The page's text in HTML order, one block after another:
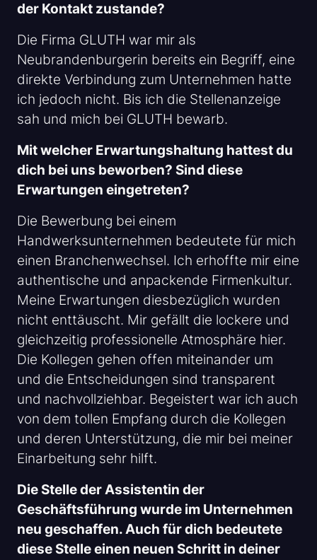
der Kontakt zustande?
Die Firma GLUTH war mir als
Neubrandenburgerin bereits ein Begriff, eine
direkte Verbindung zum Unternehmen hatte
ich jedoch nicht. Bis ich die Stellenanzeige
sah und mich bei GLUTH bewarb.
Mit welcher Erwartungshaltung hattest du
dich bei uns beworben? Sind diese
Erwartungen eingetreten?
Die Bewerbung bei einem
Handwerksunternehmen bedeutete für mich
einen Branchenwechsel. Ich erhoffte mir eine
authentische und anpackende Firmenkultur.
Meine Erwartungen diesbezüglich wurden
nicht enttäuscht. Mir gefällt die lockere und
gleichzeitig professionelle Atmosphäre hier.
Die Kollegen gehen offen miteinander um
und die Entscheidungen sind transparent
und nachvollziehbar. Begeistert war ich auch
von dem tollen Empfang durch die Kollegen
und deren Unterstützung, die mir bei meiner
Einarbeitung sehr hilft.
Die Stelle der Assistentin der
Geschäftsführung wurde im Unternehmen
neu geschaffen. Auch für dich bedeutete
diese Stelle einen neuen Schritt in deiner